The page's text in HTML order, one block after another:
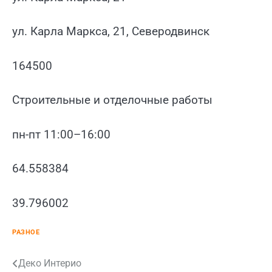
ул. Карла Маркса, 21, Северодвинск
164500
Строительные и отделочные работы
пн-пт 11:00–16:00
64.558384
39.796002
РАЗНОЕ
Навигация
Деко Интерио